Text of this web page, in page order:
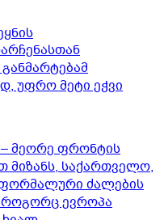
უფრო მეტი ეჭვი
მეორე ფრონტის
მიზანს, საქართველო,
ძალების
როგორც ევროპა